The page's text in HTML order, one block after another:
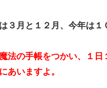
３月と１２月、今年は１
法の手帳をつかい、１
あいますよ。